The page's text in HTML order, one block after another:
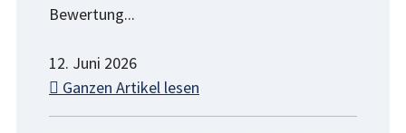
Bewertung...
12. Juni 2026
Ganzen Artikel lesen